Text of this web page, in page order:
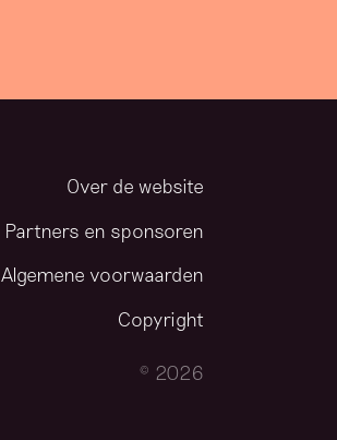
Over de website
Partners en sponsoren
Algemene voorwaarden
Copyright
© 2026